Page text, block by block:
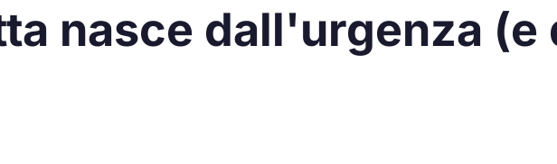
nasce dall'urgenza (e